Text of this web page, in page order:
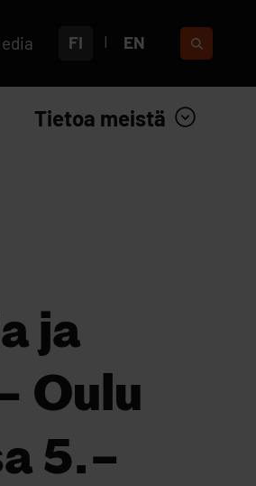
FI EN
Tietoa meistä
ja
Oulu
5.–